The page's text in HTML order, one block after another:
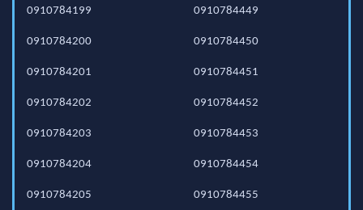
0910784199
0910784200
0910784201
0910784202
0910784203
0910784204
0910784205
0910784449
0910784450
0910784451
0910784452
0910784453
0910784454
0910784455